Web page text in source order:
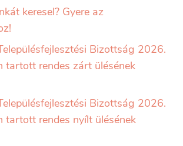
keresel? Gyere az
Bizottság 2026.
tartott rendes zárt ülésének
Bizottság 2026.
tartott rendes nyílt ülésének